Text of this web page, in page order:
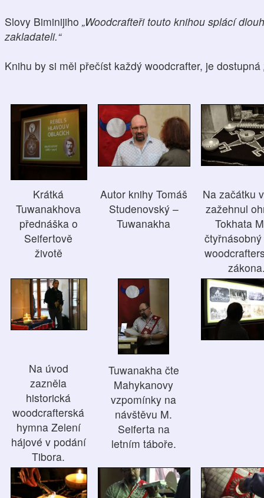
Slovy Biminijiho „Woodcrafteři touto knihou splácí
zakladateli.“
Knihu by si měl přečíst každý woodcrafter, je dostupná
Krátká
Tuwanakhova
přednáška o
Seifertově
životě
Autor knihy Tomáš
Studenovský –
Tuwanakha
Na začátku
zažehnul
Tokhata
Na úvod
zazněla
historická
woodcrafterská
hymna Zelení
hájové v podání
Tibora.
Tuwanakha čte
Mahykanovy
vzpomínky na
návštěvu M.
Seiferta na
letním táboře.